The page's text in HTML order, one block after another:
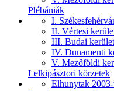
Plébániák
I.
II. Vértesi
III. Budai kerület
IV. Dunamenti
V. Mezőföldi
Lelkipásztori körzetek
Elhunytak